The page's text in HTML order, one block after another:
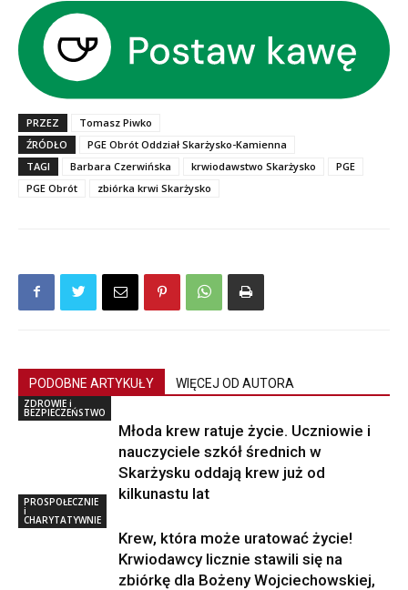
PRZEZ
Tomasz Piwko
ŹRÓDŁO
PGE Obrót Oddział Skarżysko-Kamienna
TAGI
Barbara Czerwińska krwiodawstwo Skarżysko
PGE
PGE Obrót
zbiórka krwi Skarżysko
PODOBNE ARTYKUŁY WIĘCEJ OD AUTORA
ZDROWIE i
BEZPIECZEŃSTWO
Młoda krew ratuje życie. Uczniowie i
nauczyciele szkół średnich w
Skarżysku oddają krew już od
kilkunastu lat
PROSPOŁECZNIE
i
CHARYTATYWNIE
Krew, która może uratować życie!
Krwiodawcy licznie stawili się na
zbiórkę dla Bożeny Wojciechowskiej,